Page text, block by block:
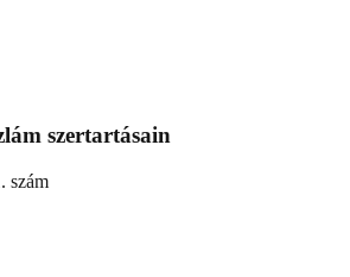
szertartásain
szám